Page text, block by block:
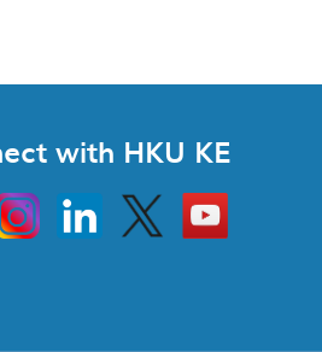
with HKU KE
Linkedin Twitter
Go
to
HKU